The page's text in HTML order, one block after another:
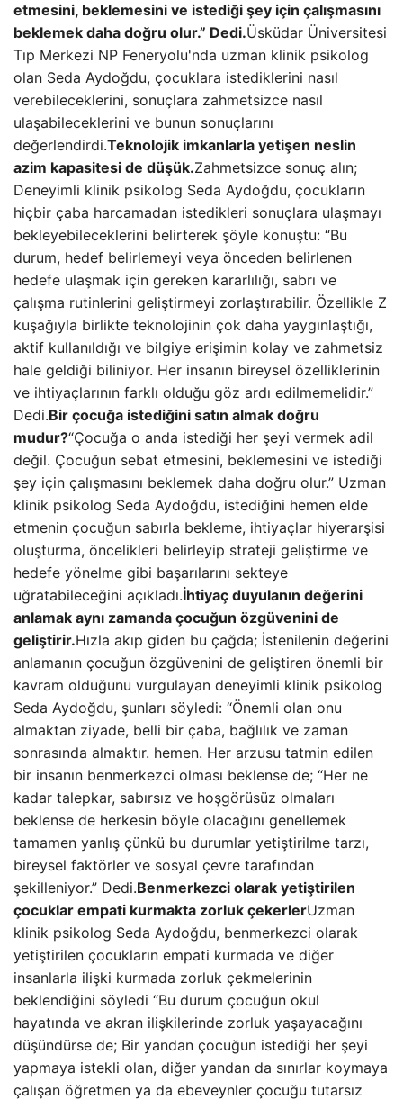
etmesini, beklemesini ve istediği şey için çalışmasını
beklemek daha doğru olur.” Dedi.Üsküdar Üniversitesi
Tıp Merkezi NP Feneryolu'nda uzman klinik psikolog
olan Seda Aydoğdu, çocuklara istediklerini nasıl
verebileceklerini, sonuçlara zahmetsizce nasıl
ulaşabileceklerini ve bunun sonuçlarını
değerlendirdi.Teknolojik imkanlarla yetişen neslin
azim kapasitesi de düşük.Zahmetsizce sonuç alın;
Deneyimli klinik psikolog Seda Aydoğdu, çocukların
hiçbir çaba harcamadan istedikleri sonuçlara ulaşmayı
bekleyebileceklerini belirterek şöyle konuştu: “Bu
durum, hedef belirlemeyi veya önceden belirlenen
hedefe ulaşmak için gereken kararlılığı, sabrı ve
çalışma rutinlerini geliştirmeyi zorlaştırabilir. Özellikle Z
kuşağıyla birlikte teknolojinin çok daha yaygınlaştığı,
aktif kullanıldığı ve bilgiye erişimin kolay ve zahmetsiz
hale geldiği biliniyor. Her insanın bireysel özelliklerinin
ve ihtiyaçlarının farklı olduğu göz ardı edilmemelidir.”
Dedi.Bir çocuğa istediğini satın almak doğru
mudur?“Çocuğa o anda istediği her şeyi vermek adil
değil. Çocuğun sebat etmesini, beklemesini ve istediği
şey için çalışmasını beklemek daha doğru olur.” Uzman
klinik psikolog Seda Aydoğdu, istediğini hemen elde
etmenin çocuğun sabırla bekleme, ihtiyaçlar hiyerarşisi
oluşturma, öncelikleri belirleyip strateji geliştirme ve
hedefe yönelme gibi başarılarını sekteye
uğratabileceğini açıkladı.İhtiyaç duyulanın değerini
anlamak aynı zamanda çocuğun özgüvenini de
geliştirir.Hızla akıp giden bu çağda; İstenilenin değerini
anlamanın çocuğun özgüvenini de geliştiren önemli bir
kavram olduğunu vurgulayan deneyimli klinik psikolog
Seda Aydoğdu, şunları söyledi: “Önemli olan onu
almaktan ziyade, belli bir çaba, bağlılık ve zaman
sonrasında almaktır. hemen. Her arzusu tatmin edilen
bir insanın benmerkezci olması beklense de; “Her ne
kadar talepkar, sabırsız ve hoşgörüsüz olmaları
beklense de herkesin böyle olacağını genellemek
tamamen yanlış çünkü bu durumlar yetiştirilme tarzı,
bireysel faktörler ve sosyal çevre tarafından
şekilleniyor.” Dedi.Benmerkezci olarak yetiştirilen
çocuklar empati kurmakta zorluk çekerlerUzman
klinik psikolog Seda Aydoğdu, benmerkezci olarak
yetiştirilen çocukların empati kurmada ve diğer
insanlarla ilişki kurmada zorluk çekmelerinin
beklendiğini söyledi “Bu durum çocuğun okul
hayatında ve akran ilişkilerinde zorluk yaşayacağını
düşündürse de; Bir yandan çocuğun istediği her şeyi
yapmaya istekli olan, diğer yandan da sınırlar koymaya
çalışan öğretmen ya da ebeveynler çocuğu tutarsız